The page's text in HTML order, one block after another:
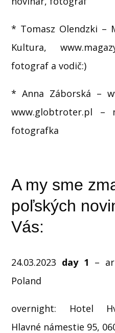
* Tomasz Olendzki –
Kultura,
fotograf a vodič:)
* Anna Záborská –
www.globtroter.pl –
fotografka
A my sme
poľských
Vás:
24.03.2023 day 1 –
Poland
overnight: Hotel
Hlavné námestie 95,